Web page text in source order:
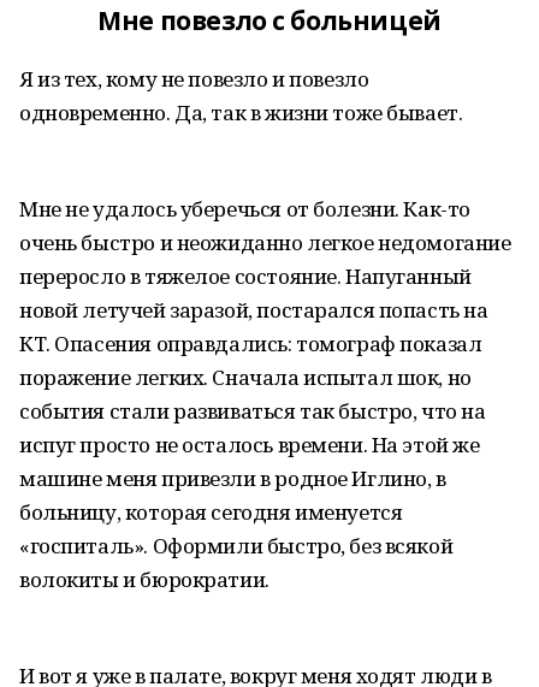
Мне повезло с больницей
Я из тех, кому не повезло и повезло
одновременно. Да, так в жизни тоже бывает.
Мне не удалось уберечься от болезни. Как-то
очень быстро и неожиданно легкое недомогание
переросло в тяжелое состояние. Напуганный
новой летучей заразой, постарался попасть на
КТ. Опасения оправдались: томограф показал
поражение легких. Сначала испытал шок, но
события стали развиваться так быстро, что на
испуг просто не осталось времени. На этой же
машине меня привезли в родное Иглино, в
больницу, которая сегодня именуется
«госпиталь». Оформили быстро, без всякой
волокиты и бюрократии.
И вот я уже в палате, вокруг меня ходят люди в